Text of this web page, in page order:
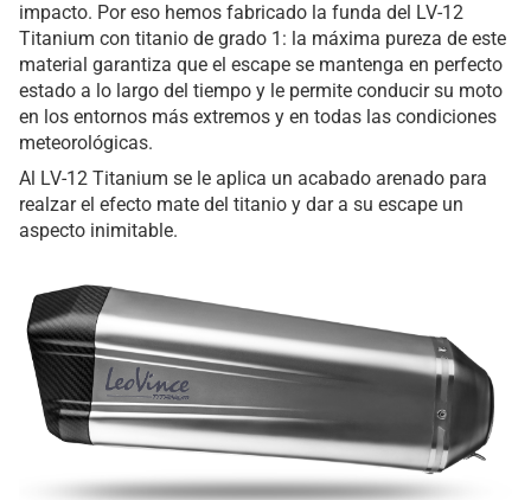
impacto. Por eso hemos fabricado la funda del LV-12
Titanium con titanio de grado 1: la máxima pureza de este
material garantiza que el escape se mantenga en perfecto
estado a lo largo del tiempo y le permite conducir su moto
en los entornos más extremos y en todas las condiciones
meteorológicas.
Al LV-12 Titanium se le aplica un acabado arenado para
realzar el efecto mate del titanio y dar a su escape un
aspecto inimitable.